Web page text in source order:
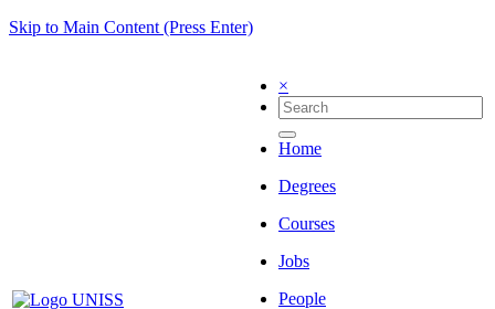
Skip to Main Content (Press Enter)
×
Home
Degrees
Courses
Jobs
People